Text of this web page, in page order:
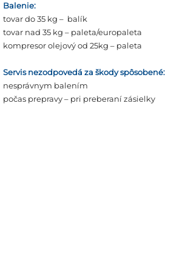
Balenie:
tovar do 35 kg – balík
tovar nad 35 kg – paleta/europaleta
kompresor olejový od 25kg – paleta
Servis nezodpovedá za škody spôsobené:
nesprávnym balením
počas prepravy – pri preberaní zásielky